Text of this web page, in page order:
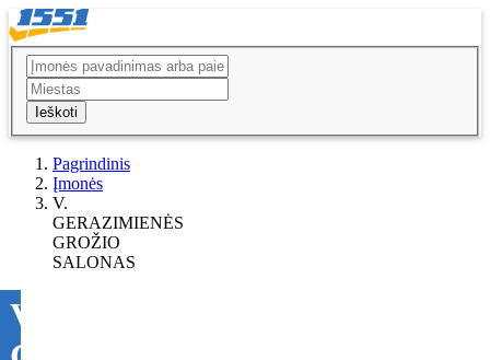
Ieškoti
Pagrindinis
Įmonės
V.
GERAZIMIENĖS
GROŽIO
SALONAS
V.